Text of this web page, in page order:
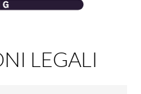
LEGALI